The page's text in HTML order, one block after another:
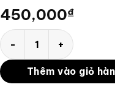
out
5
450,000₫
[Histolab] Tinh Chất
Thêm vào giỏ